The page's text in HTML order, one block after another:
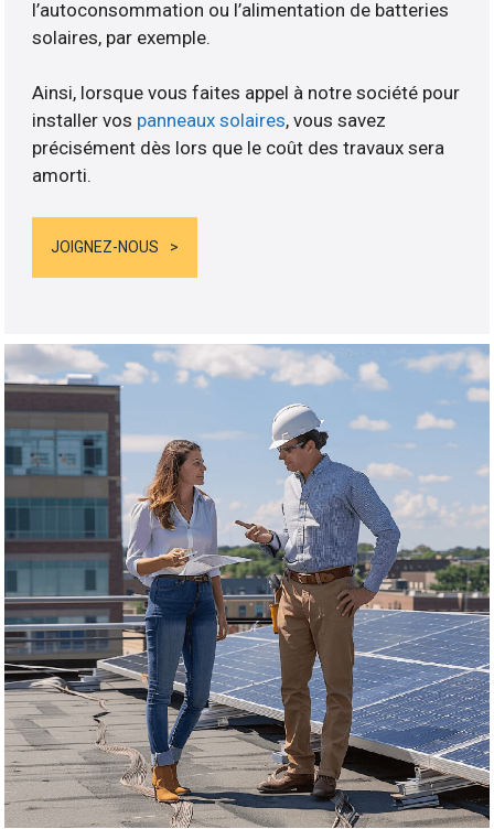
l’autoconsommation ou l’alimentation de batteries
solaires, par exemple.
Ainsi, lorsque vous faites appel à notre société pour
installer vos panneaux solaires, vous savez
précisément dès lors que le coût des travaux sera
amorti.
JOIGNEZ-NOUS